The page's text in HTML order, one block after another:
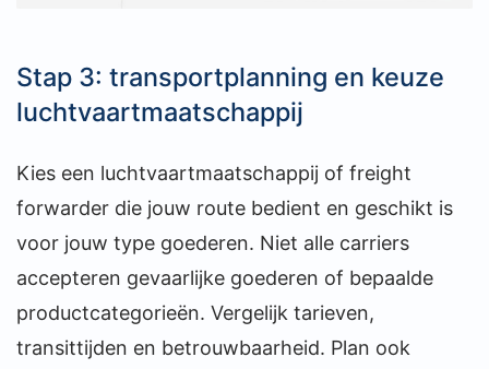
Stap 3: transportplanning en keuze
luchtvaartmaatschappij
Kies een luchtvaartmaatschappij of freight
forwarder die jouw route bedient en geschikt is
voor jouw type goederen. Niet alle carriers
accepteren gevaarlijke goederen of bepaalde
productcategorieën. Vergelijk tarieven,
transittijden en betrouwbaarheid. Plan ook